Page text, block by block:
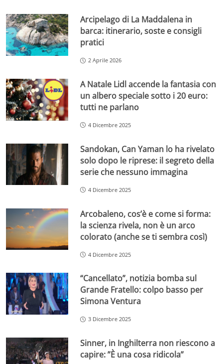
Arcipelago di La Maddalena in
barca: itinerario, soste e consigli
pratici
2 Aprile 2026
A Natale Lidl accende la fantasia con
un albero speciale sotto i 20 euro:
tutti ne parlano
4 Dicembre 2025
Sandokan, Can Yaman lo ha rivelato
solo dopo le riprese: il segreto della
serie che nessuno immagina
4 Dicembre 2025
Arcobaleno, cos’è e come si forma:
la scienza rivela, non è un arco
colorato (anche se ti sembra così)
4 Dicembre 2025
“Cancellato”, notizia bomba sul
Grande Fratello: colpo basso per
Simona Ventura
3 Dicembre 2025
Sinner, in Inghilterra non riescono a
capire: ”È una cosa ridicola”